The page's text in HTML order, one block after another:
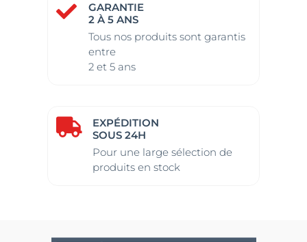

GARANTIE
2 À 5 ANS
Tous nos produits sont garantis
entre
2 et 5 ans

EXPÉDITION
SOUS 24H
Pour une large sélection de
produits en stock